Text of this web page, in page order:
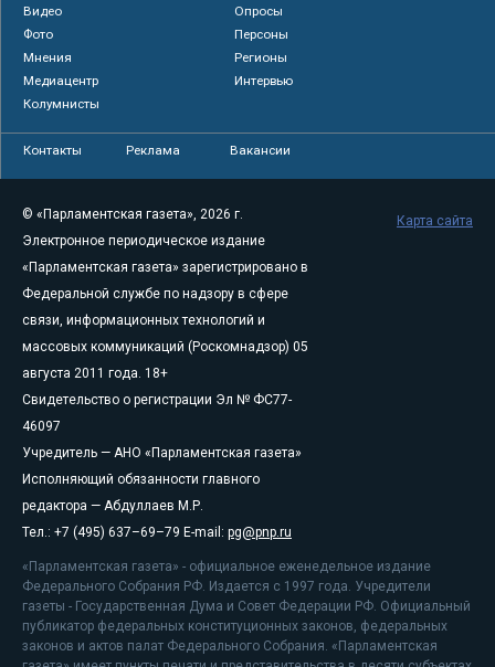
Видео
Опросы
Фото
Персоны
Мнения
Регионы
Медиацентр
Интервью
Колумнисты
Контакты Реклама Вакансии
© «Парламентская газета», 2026 г.
Электронное периодическое издание
«Парламентская газета» зарегистрировано в
Федеральной службе по надзору в сфере
связи, информационных технологий и
массовых коммуникаций (Роскомнадзор) 05
августа 2011 года. 18+
Свидетельство о регистрации Эл № ФС77-
46097
Учредитель — АНО «Парламентская газета»
Исполняющий обязанности главного
редактора — Абдуллаев М.Р.
Тел.: +7 (495) 637–69–79 E-mail: pg@pnp.ru
«Парламентская газета» - официальное еженедельное издание
Федерального Собрания РФ. Издается с 1997 года. Учредители
газеты - Государственная Дума и Совет Федерации РФ. Официальный
публикатор федеральных конституционных законов, федеральных
законов и актов палат Федерального Собрания. «Парламентская
Карта сайта